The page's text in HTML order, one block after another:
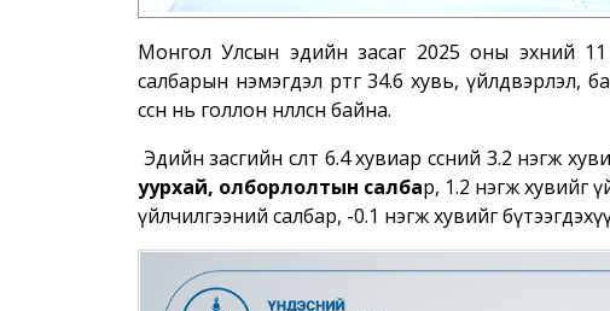
Монгол Улсын эдийн засаг 2025 оны эхний
салбарын нэмэгдэл өртөг 34.6 хувь, үйлдвэрлэл,
өссөн нь голлон нөлөөлсөн байна.
Эдийн засгийн өсөлт 6.4 хувиар өссөний 3.2 нэгж
уурхай, олборлолтын салбар, 1.2 нэгж хувийг
үйлчилгээний салбар, -0.1 нэгж хувийг